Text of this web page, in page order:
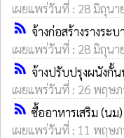
เผยแพร่วันที่ : 28 มิถุนา
rss_feed จ้างก่อสร้างรางระ
เผยแพร่วันที่ : 28 มิถุนา
rss_feed จ้างปรับปรุงผนังกั้น
เผยแพร่วันที่ : 26 พฤษภ
rss_feed ซื้ออาหารเสริม (น
เผยแพร่วันที่ : 11 พฤษภ